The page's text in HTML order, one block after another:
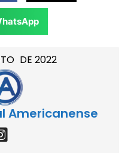
DE 2022
Americanense